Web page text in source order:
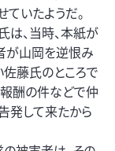
いたようだ。
は、当時、本紙が
が山岡を逆恨み
佐藤氏のところで
報酬の件などで仲
発して来たから